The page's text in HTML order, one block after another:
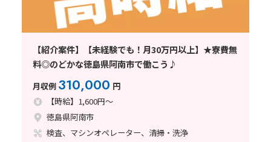
【紹介案件】【未経験でも！月30万円以上】★寮費無
料◎のどかな徳島県阿南市で働こう♪
月収例 310,000 円
【時給】1,600円～
徳島県阿南市
検査、マシンオペレーター、清掃・洗浄